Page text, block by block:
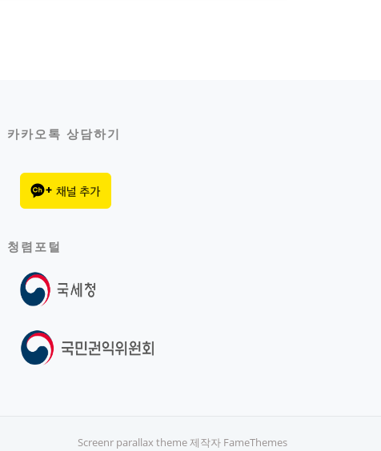
카카오톡 상담하기
청렴포털
Screenr parallax theme제작자 FameThemes